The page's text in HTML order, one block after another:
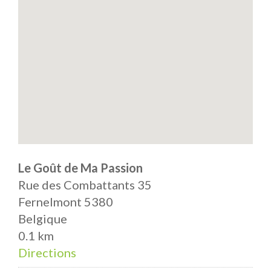
Le Goût de Ma Passion
Rue des Combattants 35
Fernelmont 5380
Belgique
0.1 km
Directions